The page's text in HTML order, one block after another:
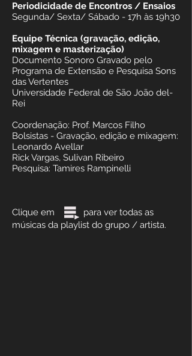
Periodicidade de Encontros / Ensaios
Segunda/ Sexta/ Sábado - 17h às 19h30
Equipe Técnica (gravação, edição,
mixagem e masterização)
Documento Sonoro Gravado pelo
Programa de Extensão e Pesquisa Sons
das Vertentes
Universidade Federal de São João del-
Rei
Coordenação: Prof. Marcos Filho
Bolsistas - Gravação, edição e mixagem:
Leonardo Avellar
Rick Vargas, Sulivan Ribeiro
Pesquisa: Tamires Rampinelli
Clique em para ver todas as
músicas da playlist do grupo / artista.